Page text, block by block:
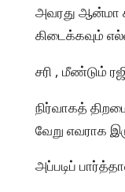
அவரது ஆன்மா
கிடைக்கவும்
சரி , மீண்டும்
நிர்வாகத்
வேறு எவராக
அப்படிப்